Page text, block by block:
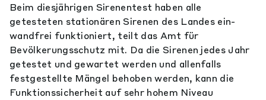
Beim diesjährigen Sirenentest haben alle
getesteten stationären Sirenen des Landes ein­
wandfrei funktioniert, teilt das Amt für
Bevölkerungsschutz mit. Da die Sirenen jedes Jahr
getestet und gewartet werden und allen­falls
festgestellte Mängel behoben werden, kann die
Funktionssicherheit auf sehr hohem Niveau